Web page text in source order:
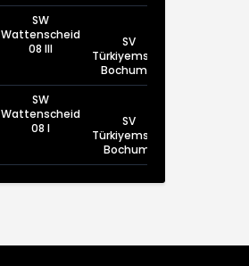
SW
Wattenscheid
08 III
SV
Türkiyemspor
Bochum III
SW
Wattenscheid
08 I
SV
Türkiyemspor
Bochum I